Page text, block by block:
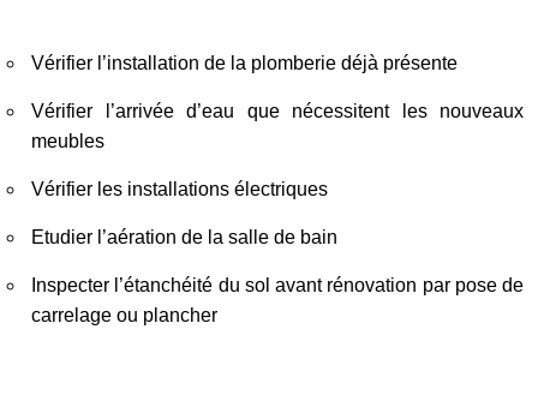
Vérifier l’installation de la plomberie déjà présente
Vérifier l’arrivée d’eau que nécessitent les nouveaux
meubles
Vérifier les installations électriques
Etudier l’aération de la salle de bain
Inspecter l’étanchéité du sol avant rénovation par pose de
carrelage ou plancher